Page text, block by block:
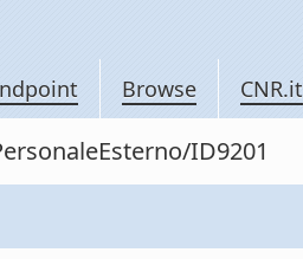
Browse CNR.it
ID9201